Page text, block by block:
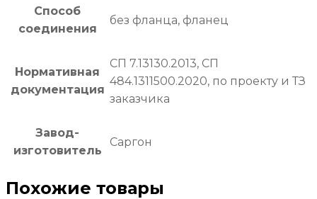
Способ
соединения
без фланца, фланец
Нормативная
документация
СП 7.13130.2013, СП
484.1311500.2020, по проекту и ТЗ
заказчика
Завод-
изготовитель
Саргон
Похожие товары